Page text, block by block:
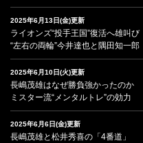
2025年6月13日(金)更新
ライオンズ“投手王国”復活へ雄叫び
“左右の両輪”今井達也と隅田知一郎
2025年6月10日(火)更新
長嶋茂雄はなぜ勝負強かったのか
ミスター流“メンタルトレ”の効力
2025年6月6日(金)更新
長嶋茂雄と松井秀喜の「4番道」